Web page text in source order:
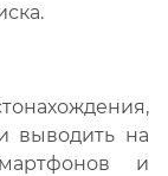
выводить на
и